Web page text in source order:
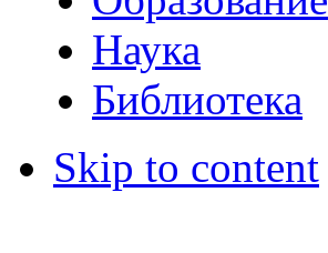
Наука
Библиотека
Skip to content